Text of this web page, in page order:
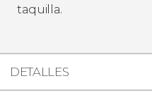
taquilla.
DETALLES